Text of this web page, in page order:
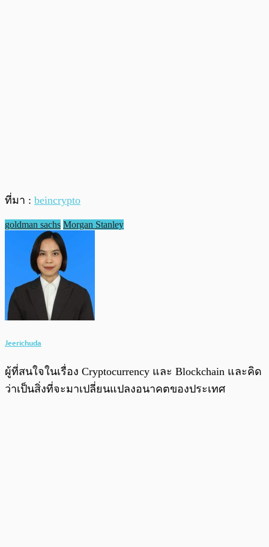
ที่มา : beincrypto
goldman sachs Morgan Stanley
Jeerichuda
ผู้ที่สนใจในเรื่อง Cryptocurrency และ Blockchain และคิด
ว่าเป็นสิ่งที่จะมาเปลี่ยนแปลงอนาคตของประเทศ